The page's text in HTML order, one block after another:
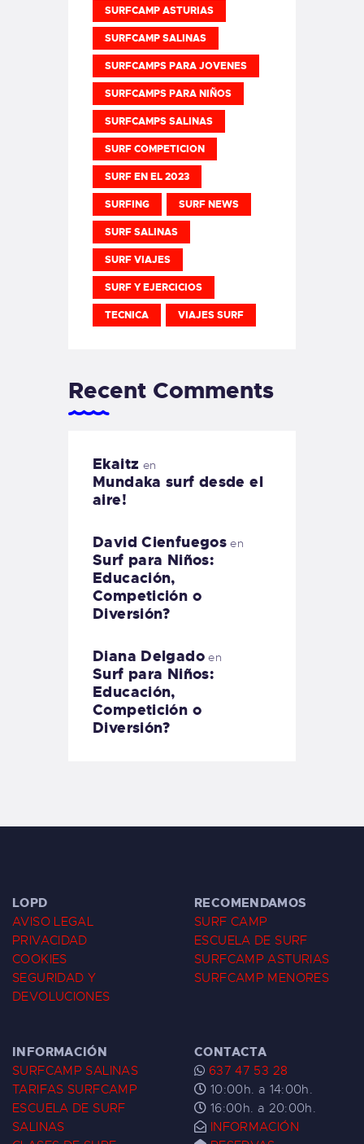
SURFCAMP ASTURIAS
SURFCAMP SALINAS
SURFCAMPS PARA JOVENES
SURFCAMPS PARA NIÑOS
SURFCAMPS SALINAS
SURF COMPETICION
SURF EN EL 2023
SURFING SURF NEWS
SURF SALINAS
SURF VIAJES
SURF Y EJERCICIOS
TECNICA VIAJES SURF
Recent Comments
Ekaitz en
Mundaka surf desde el
aire!
David Cienfuegos en
Surf para Niños:
Educación,
Competición o
Diversión?
Diana Delgadoen
Surf para Niños:
Educación,
Competición o
Diversión?
LOPD
AVISO LEGAL
PRIVACIDAD
COOKIES
SEGURIDAD Y
DEVOLUCIONES
RECOMENDAMOS
SURF CAMP
ESCUELA DE SURF
SURFCAMP ASTURIAS
SURFCAMP MENORES
INFORMACIÓN
SURFCAMP SALINAS
TARIFAS SURFCAMP
ESCUELA DE SURF
SALINAS
CONTACTA
637 47 53 28
10:00h. a 14:00h.
16:00h. a 20:00h.
INFORMACIÓN